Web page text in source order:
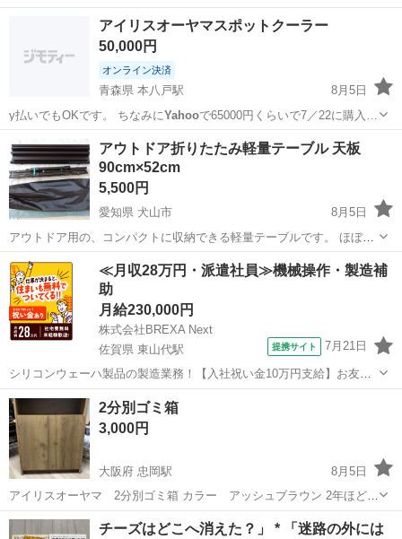
アイリスオーヤマスポットクーラー
50,000円
オンライン決済
青森県 本八戸駅
8月5日
y払いでもOKです。 ちなみにYahooで65000円くらいで7／22に購入…
八戸市 本八戸駅 季節、空調家電
アウトドア折りたたみ軽量テーブル 天板
90cm×52cm
5,500円
愛知県 犬山市
8月5日
アウトドア用の、コンパクトに収納できる軽量テーブルです。 ほぼ新
品。購入して試しに一度組み立てたのみで、未使用です。 使う機会が
なくなったので、使われる方いかがでしょうか。 アルミ ロール 天板
90cm×...
愛知 犬山市 テーブル アウトドア
≪月収28万円・派遣社員≫機械操作・製造補
助
月給230,000円
株式会社BREXA Next
佐賀県 東山代駅
提携サイト 7月21日
シリコンウェーハ製品の製造業務！【入社祝い金10万円支給】お友達
やカップルとの応募OK◎年間休日129日＆休出なしでプライベート充
実♪業務はクリーンルームで快適作業◎自社正社員登用制度あり★1食
300円～の格安食堂あり！《佐...
佐賀 伊万里市 東山代駅
2分別ゴミ箱
3,000円
大阪府 忠岡駅
8月5日
アイリスオーヤマ 2分別ゴミ箱 カラー アッシュブラウン 2年ほど使
用しました 目立った傷などはありません 詳細は下記にてご確認くださ
い https://store.shopping.yahoo.co.jp/irispl...
大阪 泉大津市 忠岡駅 家具 アイリスオーヤマ
チーズはどこへ消えた？」 * 「迷路の外には